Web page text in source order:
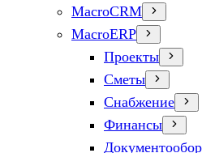
MacroCRM
MacroERP
Проекты
Сметы
Снабжение
Финансы